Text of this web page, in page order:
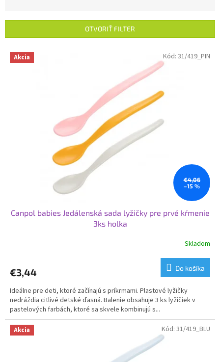
p
OTVORIŤ FILTER
V Akcia
€4,06
–15 %
Canpol babies Jedálenská sada lyžičky pre prvé kŕmenie
3ks holka
Skladom
€3,44 Do košíka
Ideálne pre deti, ktoré začínajú s príkrmami. Plastové lyžičky
nedráždia citlivé detské ďasná. Balenie obsahuje 3 ks lyžičiek v
pastelových farbách, ktoré sa skvele kombinujú s...
Kód: 31/419_PIN
Akcia Kód: 31/419_BLU